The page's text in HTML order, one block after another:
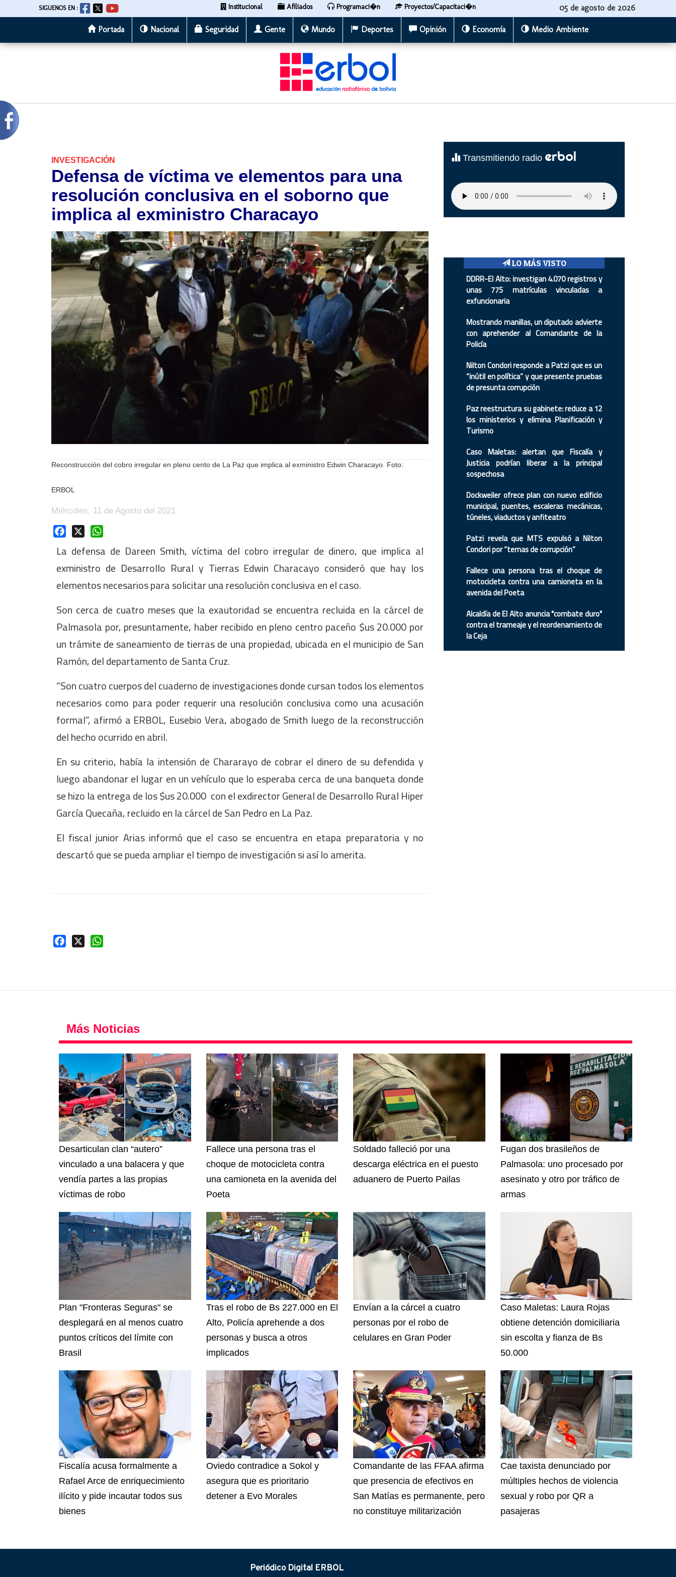
al
SIGUENOS EN : Institucional Afiliados Programaci�n Proyectos/Capacitaci�n 05 de agosto de 2026
Portada Nacional Seguridad Gente Mundo Deportes Opinión Economía Medio Ambiente
INVESTIGACIÓN
Defensa de víctima ve elementos para una
resolución conclusiva en el soborno que
implica al exministro Characayo
Reconstrucción del cobro irregular en pleno cento de La Paz que implica al exministro Edwin Characayo. Foto:
ERBOL
Miércoles, 11 de Agosto del 2021
Facebook
La defensa de Dareen Smith, víctima del cobro irregular de dinero, que implica al
exministro de Desarrollo Rural y Tierras Edwin Characayo consideró que hay los
elementos necesarios para solicitar una resolución conclusiva en el caso.
Son cerca de cuatro meses que la exautoridad se encuentra recluida en la cárcel de
Palmasola por, presuntamente, haber recibido en pleno centro paceño $us 20.000 por
un trámite de saneamiento de tierras de una propiedad, ubicada en el municipio de San
Ramón, del departamento de Santa Cruz.
“Son cuatro cuerpos del cuaderno de investigaciones donde cursan todos los elementos
necesarios como para poder requerir una resolución conclusiva como una acusación
formal”, afirmó a ERBOL, Eusebio Vera, abogado de Smith luego de la reconstrucción
del hecho ocurrido en abril.
En su criterio, había la intensión de Chararayo de cobrar el dinero de su defendida y
luego abandonar el lugar en un vehículo que lo esperaba cerca de una banqueta donde
se hizo la entrega de los $us 20.000 con el exdirector General de Desarrollo Rural Hiper
García Quecaña, recluido en la cárcel de San Pedro en La Paz.
El fiscal junior Arias informó que el caso se encuentra en etapa preparatoria y no
descartó que se pueda ampliar el tiempo de investigación si así lo amerita.
Facebook
Transmitiendo radio erbol
LO MÁS VISTO
DDRR-El Alto: investigan 4.070 registros y
unas 775 matrículas vinculadas a
exfuncionaria
Mostrando manillas, un diputado advierte
con aprehender al Comandante de la
Policía
Nilton Condori responde a Patzi que es un
“inútil en política” y que presente pruebas
de presunta corrupción
Paz reestructura su gabinete: reduce a 12
los ministerios y elimina Planificación y
Turismo
Caso Maletas: alertan que Fiscalía y
Justicia podrían liberar a la principal
sospechosa
Dockweiler ofrece plan con nuevo edificio
municipal, puentes, escaleras mecánicas,
túneles, viaductos y anfiteatro
Patzi revela que MTS expulsó a Nilton
Condori por “temas de corrupción”
Fallece una persona tras el choque de
motocicleta contra una camioneta en la
avenida del Poeta
Alcaldía de El Alto anuncia "combate duro"
contra el trameaje y el reordenamiento de
la Ceja
Más Noticias
Desarticulan clan “autero”
vinculado a una balacera y que
vendía partes a las propias
víctimas de robo
Fallece una persona tras el
choque de motocicleta contra
una camioneta en la avenida del
Poeta
Soldado falleció por una
descarga eléctrica en el puesto
aduanero de Puerto Pailas
Fugan dos brasileños de
Palmasola: uno procesado por
asesinato y otro por tráfico de
armas
Plan "Fronteras Seguras" se
desplegará en al menos cuatro
puntos críticos del límite con
Brasil
Tras el robo de Bs 227.000 en El
Alto, Policía aprehende a dos
personas y busca a otros
implicados
Envían a la cárcel a cuatro
personas por el robo de
celulares en Gran Poder
Caso Maletas: Laura Rojas
obtiene detención domiciliaria
sin escolta y fianza de Bs
50.000
Fiscalía acusa formalmente a
Rafael Arce de enriquecimiento
ilícito y pide incautar todos sus
bienes
Oviedo contradice a Sokol y
asegura que es prioritario
detener a Evo Morales
Comandante de las FFAA afirma
que presencia de efectivos en
San Matías es permanente, pero
no constituye militarización
Cae taxista denunciado por
múltiples hechos de violencia
sexual y robo por QR a
pasajeras
Periódico Digital ERBOL